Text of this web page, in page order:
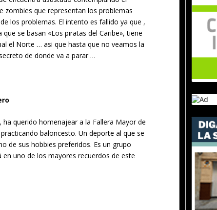
zombies que representan los problemas
los problemas. El intento es fallido ya que ,
se basan «Los piratas del Caribe», tiene
el Norte … asi que hasta que no veamos la
de donde va a parar …
querido homenajear a la Fallera Mayor de
baloncesto. Un deporte al que se
de sus hobbies preferidos. Es un grupo
uno de los mayores recuerdos de este